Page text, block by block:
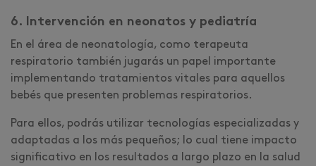
6. Intervención en neonatos y pediatría
En el área de neonatología, como terapeuta
respiratorio también jugarás un papel importante
implementando tratamientos vitales para aquellos
bebés que presenten problemas respiratorios.
Para ellos, podrás utilizar tecnologías especializadas y
adaptadas a los más pequeños; lo cual tiene impacto
significativo en los resultados a largo plazo en la salud